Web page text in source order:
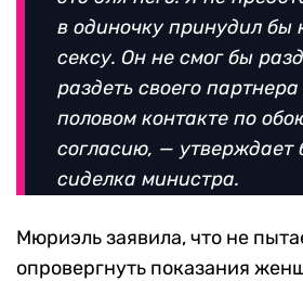
в одиночку принудил бы
сексу. Он не смог бы
раздеть своего
половом контакте по
согласию, — утверждает
сиделка министра.
Мюриэль заявила, что не
опровергнуть показания